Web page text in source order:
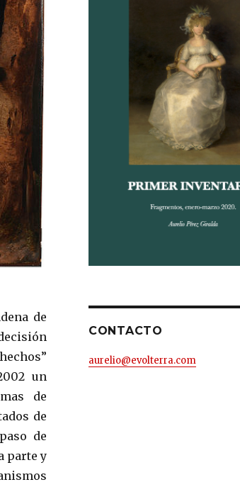
de
un
de
de
de
parte y
CONTACTO
aurelio@evolterra.com